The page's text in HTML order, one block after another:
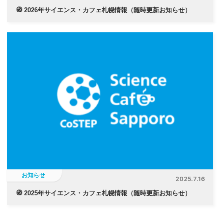
🧭 2026年サイエンス・カフェ札幌情報（随時更新お知らせ）
お知らせ
2025.7.16
🧭 2025年サイエンス・カフェ札幌情報（随時更新お知らせ）